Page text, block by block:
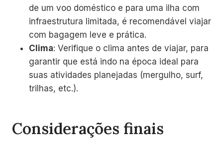
de um voo doméstico e para uma ilha com
infraestrutura limitada, é recomendável viajar
com bagagem leve e prática.
Clima: Verifique o clima antes de viajar, para
garantir que está indo na época ideal para
suas atividades planejadas (mergulho, surf,
trilhas, etc.).
Considerações finais